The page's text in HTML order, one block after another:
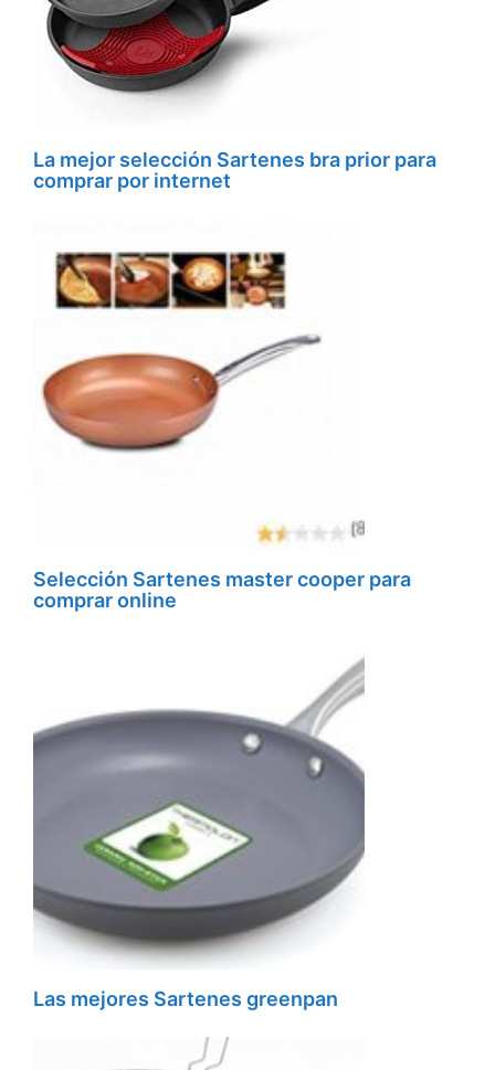
La mejor selección Sartenes bra prior para
comprar por internet
Selección Sartenes master cooper para
comprar online
Las mejores Sartenes greenpan